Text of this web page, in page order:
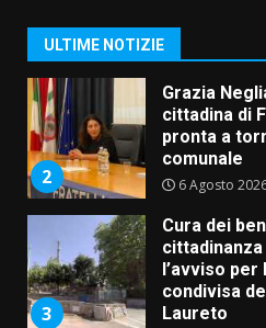
ULTIME NOTIZIE
1
2
Grazia
cittadina di
pronta a
comunale
6 Agosto
3
Cura dei
l’avviso
condivisa
Laureto